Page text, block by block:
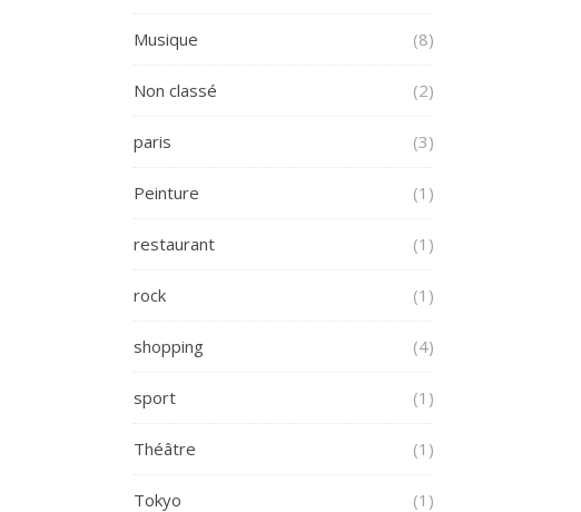
Musique (8)
Non classé (2)
paris (3)
Peinture (1)
restaurant (1)
rock (1)
shopping (4)
sport (1)
Théâtre (1)
Tokyo (1)